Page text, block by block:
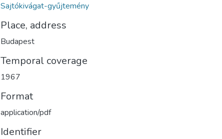
Sajtókivágat-gyűjtemény
Place, address
Budapest
Temporal coverage
1967
Format
application/pdf
Identifier